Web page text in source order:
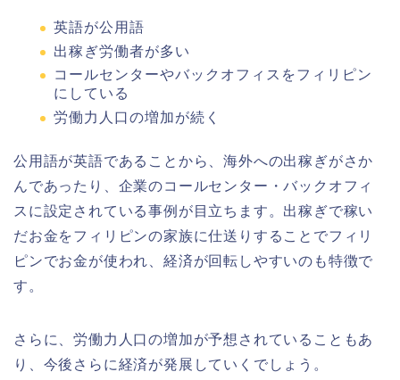
英語が公用語
出稼ぎ労働者が多い
コールセンターやバックオフィスをフィリピン
にしている
労働力人口の増加が続く
公用語が英語であることから、海外への出稼ぎがさか
んであったり、企業のコールセンター・バックオフィ
スに設定されている事例が目立ちます。出稼ぎで稼い
だお金をフィリピンの家族に仕送りすることでフィリ
ピンでお金が使われ、経済が回転しやすいのも特徴で
す。
さらに、労働力人口の増加が予想されていることもあ
り、今後さらに経済が発展していくでしょう。